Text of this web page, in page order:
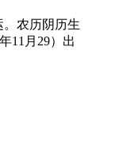
农历阴历生
11月29）出